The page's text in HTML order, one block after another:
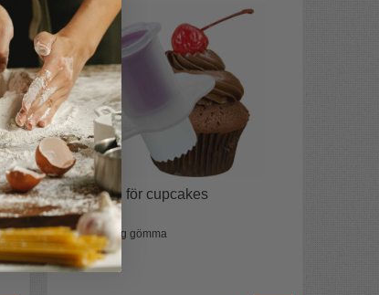
Urgröpare för cupcakes
Gör en hemlig gömma